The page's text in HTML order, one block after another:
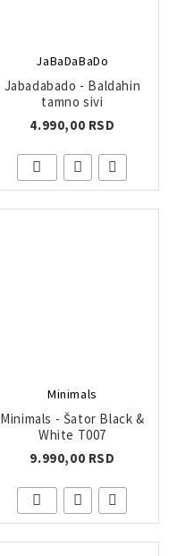
JaBaDaBaDo
Jabadabado - Baldahin
tamno sivi
4.990,00 RSD
Minimals
Minimals - Šator Black &
White T007
9.990,00 RSD